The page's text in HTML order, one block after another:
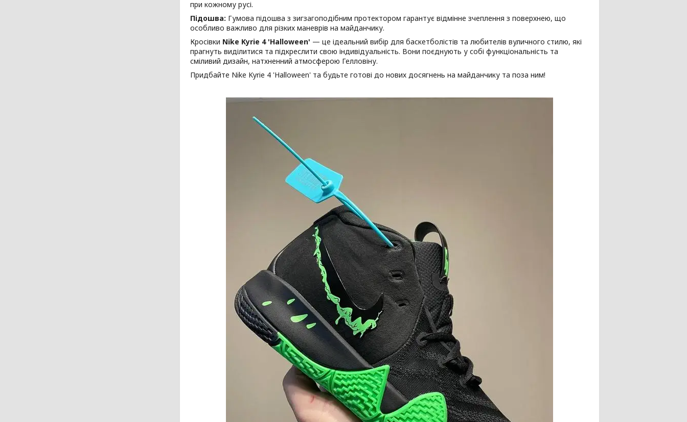
при кожному русі.
Підошва: Гумова підошва з зигзагоподібним протектором гарантує відмінне зчеплення з поверхнею, що
особливо важливо для різких маневрів на майданчику.
Кросівки Nike Kyrie 4 'Halloween' — це ідеальний вибір для баскетболістів та любителів вуличного стилю, які
прагнуть виділитися та підкреслити свою індивідуальність. Вони поєднують у собі функціональність та
сміливий дизайн, натхненний атмосферою Гелловіну.
Придбайте Nike Kyrie 4 'Halloween' та будьте готові до нових досягнень на майданчику та поза ним!